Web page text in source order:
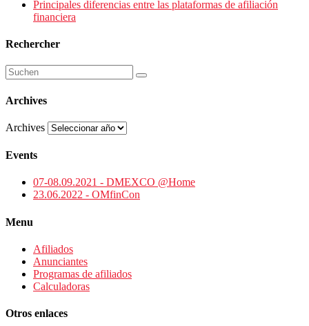
Principales diferencias entre las plataformas de afiliación
financiera
Rechercher
Archives
Archives
Events
07-08.09.2021 - DMEXCO @Home
23.06.2022 - OMfinCon
Menu
Afiliados
Anunciantes
Programas de afiliados
Calculadoras
Otros enlaces